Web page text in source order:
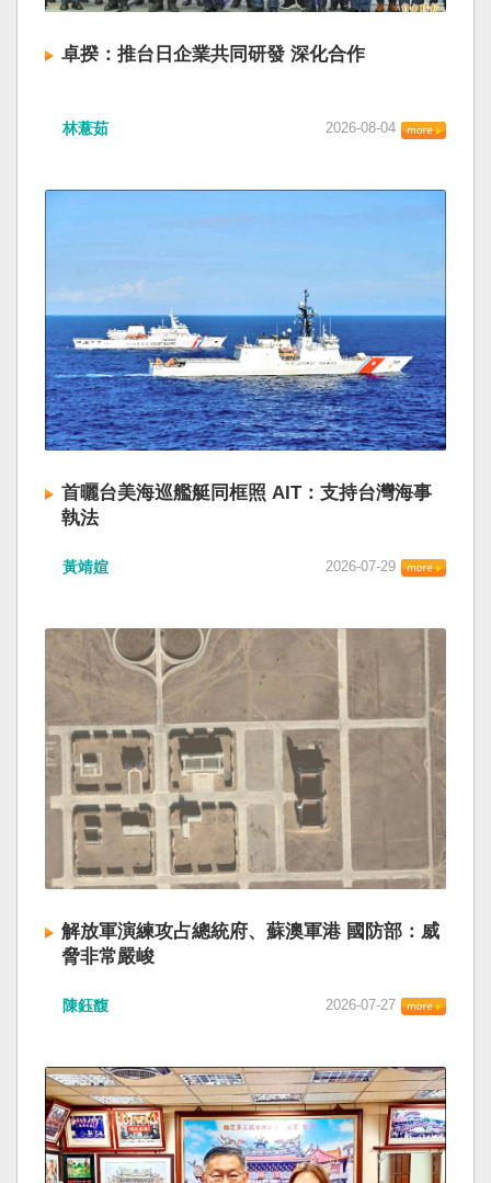
卓揆：推台日企業共同研發 深化合作
林薏茹 2026-08-04
首曬台美海巡艦艇同框照 AIT：支持台灣海事
執法
黃靖媗 2026-07-29
解放軍演練攻占總統府、蘇澳軍港 國防部：威
脅非常嚴峻
陳鈺馥 2026-07-27